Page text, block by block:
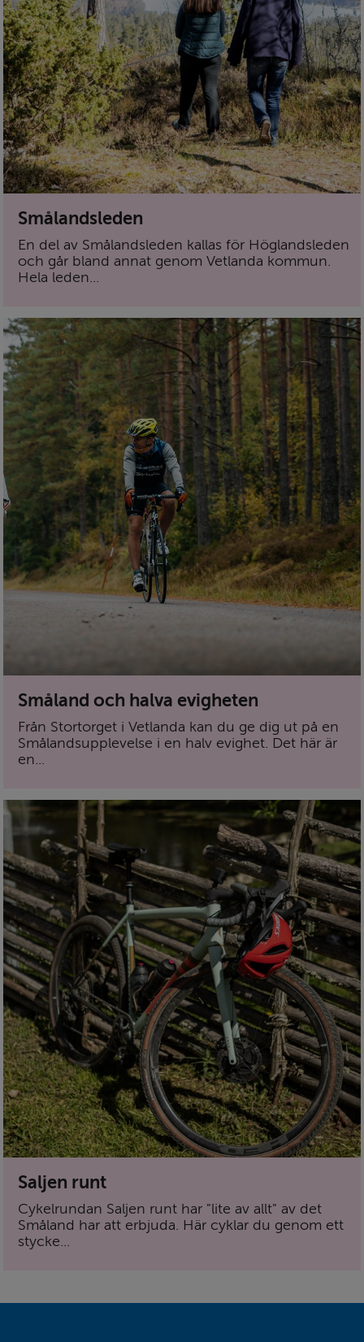
Smålandsleden
En del av Smålandsleden kallas för Höglandsleden
och går bland annat genom Vetlanda kommun.
Hela leden...
Småland och halva evigheten
Från Stortorget i Vetlanda kan du ge dig ut på en
Smålandsupplevelse i en halv evighet. Det här är
en...
Saljen runt
Cykelrundan Saljen runt har "lite av allt" av det
Småland har att erbjuda. Här cyklar du genom ett
stycke...